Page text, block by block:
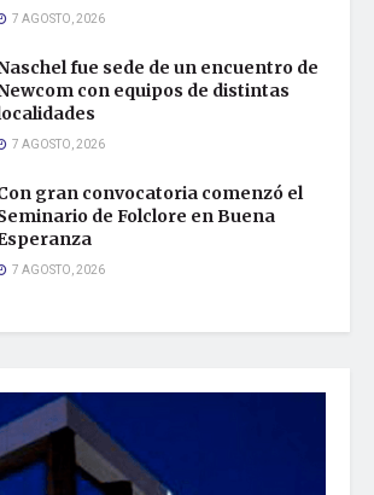
7 AGOSTO, 2026
fue sede de un encuentro de
con equipos de distintas
7 AGOSTO, 2026
gran convocatoria comenzó el
de Folclore en Buena
7 AGOSTO, 2026